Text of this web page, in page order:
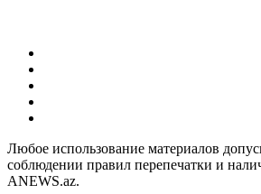
Любое использование материалов
соблюдении правил перепечатки и
ANEWS.az.